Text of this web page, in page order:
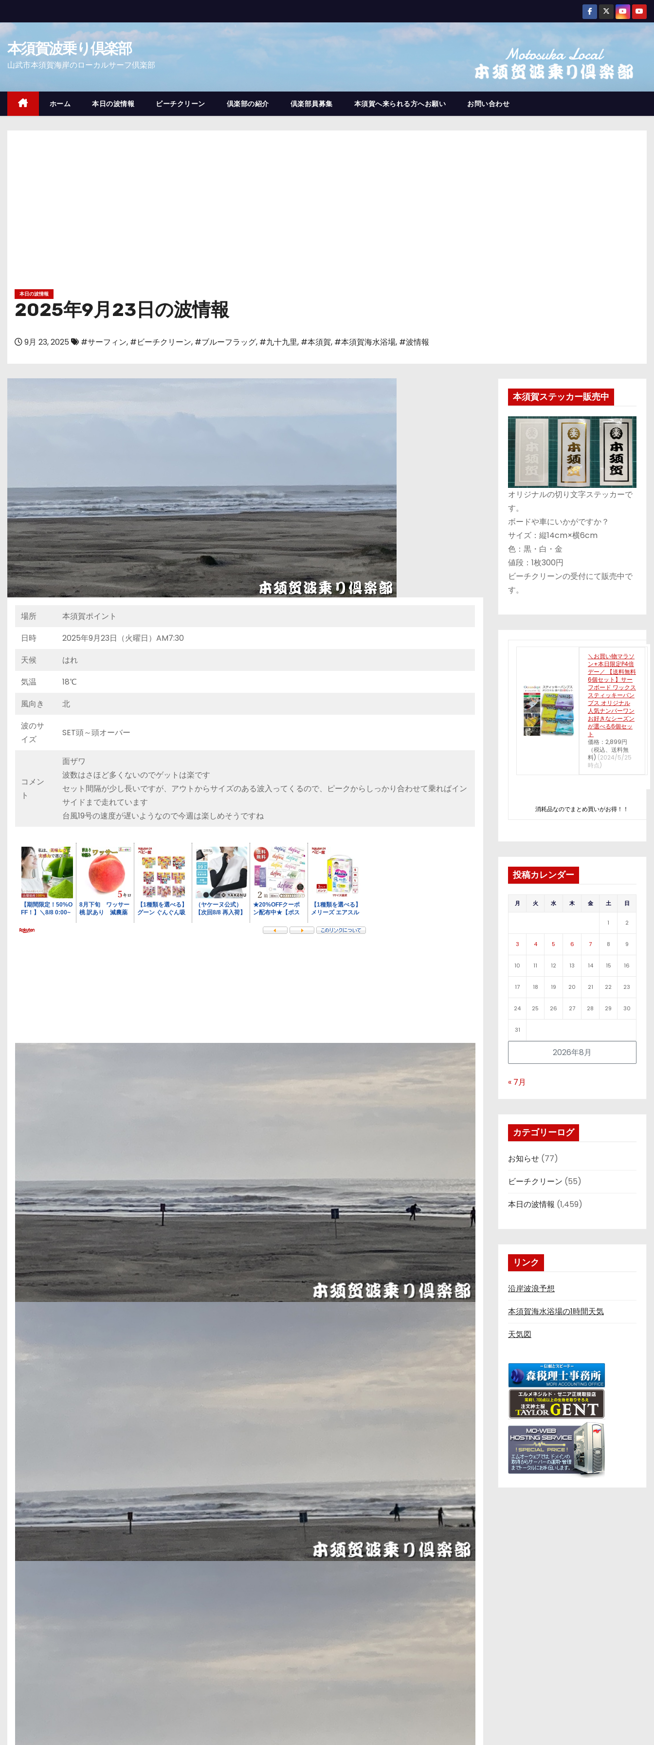
ン
テ
ッ
本須賀波乗り倶楽部
山武市本須賀海岸のローカルサーフ倶楽部
ホーム 本日の波情報 ビーチクリーン 倶楽部の紹介 倶楽部員募集 本須賀へ来られる方へお願い お問い合わせ
本日の波情報
2025年9月23日の波情報
9月 23, 2025 #サーフィン, #ビーチクリーン, #ブルーフラッグ, #九十九里, #本須賀, #本須賀海水浴場, #波情報
場所
本須賀ポイント
日時
2025年9月23日（火曜日）AM7:30
天候
はれ
気温
18℃
風向き
北
波のサ
イズ
SET頭～頭オーバー
コメン
ト
面ザワ
波数はさほど多くないのでゲットは楽です
セット間隔が少し長いですが、アウトからサイズのある波入ってくるので、ピークからしっかり合わせて乗ればイン
サイドまで走れています
台風19号の速度が遅いようなので今週は楽しめそうですね
本須賀ステッカー販売中
オリジナルの切り文字ステッカーで
す。
ボードや車にいかがですか？
サイズ：縦14cm×横6cm
色：黒・白・金
値段：1枚300円
ビーチクリーンの受付にて販売中で
す。
＼お買い物マラソ
ン+本日限定P4倍
デー／ 【送料無料
6個セット】サー
フボード ワックス
スティッキーバン
プス オリジナル
人気ナンバーワン
お好きなシーズン
が選べる6個セッ
ト
価格：2,899円
（税込、送料無
料) (2024/5/25
時点)
消耗品なのでまとめ買いがお得！！
投稿カレンダー
2026年8月
月 火 水 木 金 土 日
1 2
3 4 5 6 7 8 9
10 11 12 13 14 15 16
17 18 19 20 21 22 23
24 25 26 27 28 29 30
31
« 7月
カテゴリーログ
お知らせ (77)
ビーチクリーン (55)
本日の波情報 (1,459)
リンク
沿岸波浪予想
本須賀海水浴場の1時間天気
天気図